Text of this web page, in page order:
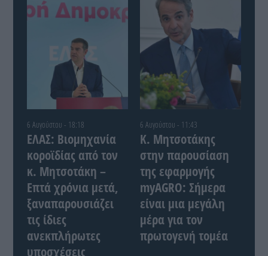
6 Αυγούστου - 18:18
ΕΛΑΣ: Βιομηχανία
κοροϊδίας από τον
κ. Μητσοτάκη –
Επτά χρόνια μετά,
ξαναπαρουσιάζει
τις ίδιες
ανεκπλήρωτες
υποσχέσεις
6 Αυγούστου - 11:43
Κ. Μητσοτάκης
στην παρουσίαση
της εφαρμογής
myAGRO: Σήμερα
είναι μια μεγάλη
μέρα για τον
πρωτογενή τομέα